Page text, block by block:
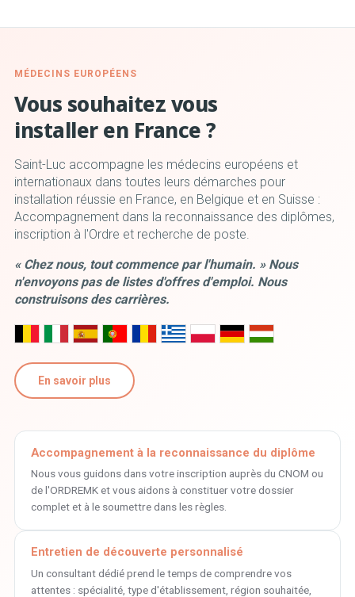
MÉDECINS EUROPÉENS
Vous souhaitez vous
installer en France ?
Saint-Luc accompagne les médecins européens et
internationaux dans toutes leurs démarches pour
installation réussie en France, en Belgique et en Suisse :
Accompagnement dans la reconnaissance des diplômes,
inscription à l'Ordre et recherche de poste.
« Chez nous, tout commence par l'humain. » Nous
n'envoyons pas de listes d'offres d'emploi. Nous
construisons des carrières.
En savoir plus
Accompagnement à la reconnaissance du diplôme
Nous vous guidons dans votre inscription auprès du CNOM ou
de l'ORDREMK et vous aidons à constituer votre dossier
complet et à le soumettre dans les règles.
Entretien de découverte personnalisé
Un consultant dédié prend le temps de comprendre vos
attentes : spécialité, type d'établissement, région souhaitée,